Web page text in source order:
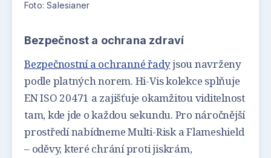
Foto: Salesianer
Bezpečnost a ochrana zdraví
Bezpečnostní a ochranné řadyjsou navrženy
podle platných norem. Hi-Vis kolekce splňuje
EN ISO 20471 a zajišťuje okamžitou viditelnost
tam, kde jde o každou sekundu. Pro náročnější
prostředí nabídneme Multi-Risk a Flameshield
– oděvy, které chrání proti jiskrám,